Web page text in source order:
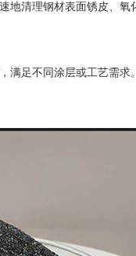
清理钢材表面锈皮、氧
足不同涂层或工艺需求